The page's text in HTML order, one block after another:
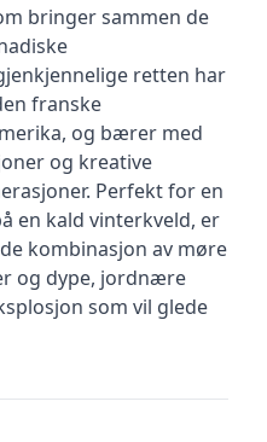
bringer sammen de
retten har
franske
og bærer med
og kreative
Perfekt for en
en kald vinterkveld, er
kombinasjon av møre
og dype, jordnære
som vil glede